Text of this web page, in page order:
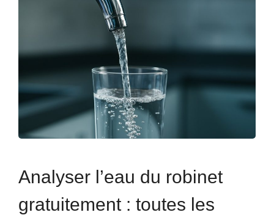
Analyser l’eau du robinet
gratuitement : toutes les